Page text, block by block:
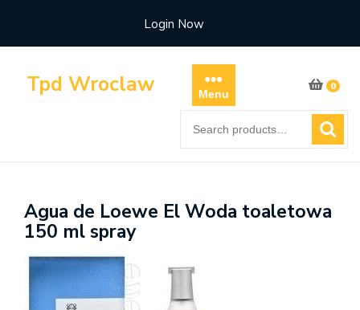
content
Login Now
Tpd Wroclaw Menu
0
for:
Agua de Loewe El Woda toaletowa
150 ml spray